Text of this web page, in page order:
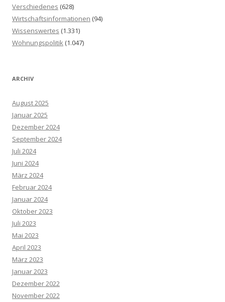
Verschiedenes (628)
Wirtschaftsinformationen (94)
Wissenswertes (1.331)
Wohnungspolitik (1.047)
ARCHIV
August 2025
Januar 2025
Dezember 2024
September 2024
Juli 2024
Juni 2024
März 2024
Februar 2024
Januar 2024
Oktober 2023
Juli 2023
Mai 2023
April 2023
März 2023
Januar 2023
Dezember 2022
November 2022